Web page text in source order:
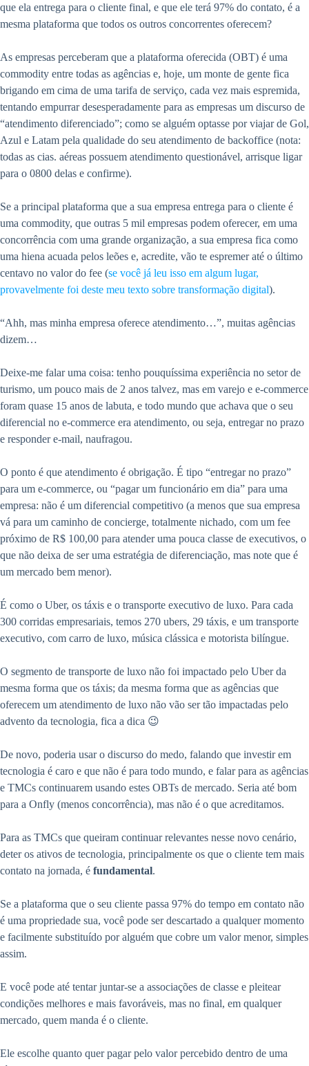
que ela entrega para o cliente final, e que ele terá 97% do contato, é a
mesma plataforma que todos os outros concorrentes oferecem?
As empresas perceberam que a plataforma oferecida (OBT) é uma
commodity entre todas as agências e, hoje, um monte de gente fica
brigando em cima de uma tarifa de serviço, cada vez mais espremida,
tentando empurrar desesperadamente para as empresas um discurso de
“atendimento diferenciado”; como se alguém optasse por viajar de Gol,
Azul e Latam pela qualidade do seu atendimento de backoffice (nota:
todas as cias. aéreas possuem atendimento questionável, arrisque ligar
para o 0800 delas e confirme).
Se a principal plataforma que a sua empresa entrega para o cliente é
uma commodity, que outras 5 mil empresas podem oferecer, em uma
concorrência com uma grande organização, a sua empresa fica como
uma hiena acuada pelos leões e, acredite, vão te espremer até o último
centavo no valor do fee (se você já leu isso em algum lugar,
provavelmente foi deste meu texto sobre transformação digital).
“Ahh, mas minha empresa oferece atendimento…”, muitas agências
dizem…
Deixe-me falar uma coisa: tenho pouquíssima experiência no setor de
turismo, um pouco mais de 2 anos talvez, mas em varejo e e-commerce
foram quase 15 anos de labuta, e todo mundo que achava que o seu
diferencial no e-commerce era atendimento, ou seja, entregar no prazo
e responder e-mail, naufragou.
O ponto é que atendimento é obrigação. É tipo “entregar no prazo”
para um e-commerce, ou “pagar um funcionário em dia” para uma
empresa: não é um diferencial competitivo (a menos que sua empresa
vá para um caminho de concierge, totalmente nichado, com um fee
próximo de R$ 100,00 para atender uma pouca classe de executivos, o
que não deixa de ser uma estratégia de diferenciação, mas note que é
um mercado bem menor).
É como o Uber, os táxis e o transporte executivo de luxo. Para cada
300 corridas empresariais, temos 270 ubers, 29 táxis, e um transporte
executivo, com carro de luxo, música clássica e motorista bilíngue.
O segmento de transporte de luxo não foi impactado pelo Uber da
mesma forma que os táxis; da mesma forma que as agências que
oferecem um atendimento de luxo não vão ser tão impactadas pelo
advento da tecnologia, fica a dica 😉
De novo, poderia usar o discurso do medo, falando que investir em
tecnologia é caro e que não é para todo mundo, e falar para as agências
e TMCs continuarem usando estes OBTs de mercado. Seria até bom
para a Onfly (menos concorrência), mas não é o que acreditamos.
Para as TMCs que queiram continuar relevantes nesse novo cenário,
deter os ativos de tecnologia, principalmente os que o cliente tem mais
contato na jornada, é fundamental.
Se a plataforma que o seu cliente passa 97% do tempo em contato não
é uma propriedade sua, você pode ser descartado a qualquer momento
e facilmente substituído por alguém que cobre um valor menor, simples
assim.
E você pode até tentar juntar-se a associações de classe e pleitear
condições melhores e mais favoráveis, mas no final, em qualquer
mercado, quem manda é o cliente.
Ele escolhe quanto quer pagar pelo valor percebido dentro de uma